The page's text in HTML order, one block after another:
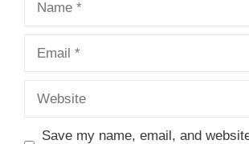
Save my name, email, and